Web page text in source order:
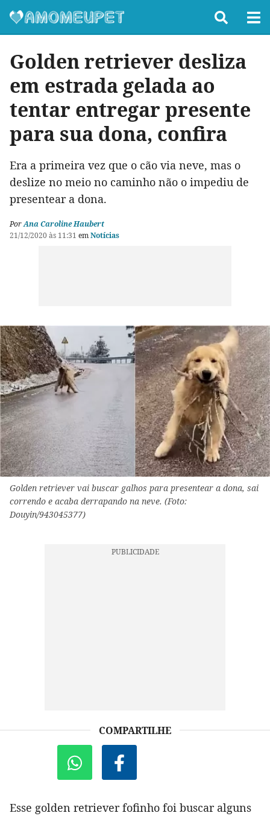
Golden retriever desliza
em estrada gelada ao
tentar entregar presente
para sua dona, confira
Era a primeira vez que o cão via neve, mas o
deslize no meio no caminho não o impediu de
presentear a dona.
PorAna Caroline Haubert
21/12/2020 às 11:31 emNotícias
Golden retriever vai buscar galhos para presentear a dona, sai
correndo e acaba derrapando na neve. (Foto:
Douyin/943045377)
COMPARTILHE
Esse golden retriever fofinho foi buscar alguns